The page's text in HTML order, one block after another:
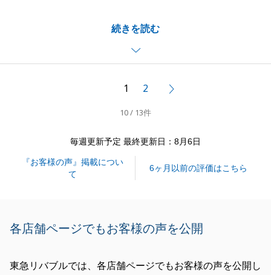
続きを読む
ったのではないかと思っております。
今後、不動産についてのご相談やご紹介などありまし
たら、ぜひ弊社にお声かけくださいませ。
閉じる
1 2
10 / 13件
毎週更新予定 最終更新日：8月6日
『お客様の声』掲載につい
て
6ヶ月以前の評価はこちら
各店舗ページでもお客様の声を公開
東急リバブルでは、各店舗ページでもお客様の声を公開し